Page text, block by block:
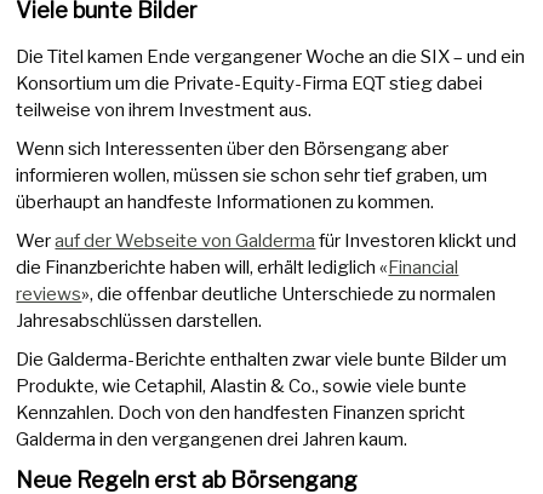
Viele bunte Bilder
Die Titel kamen Ende vergangener Woche an die SIX – und ein
Konsortium um die Private-Equity-Firma EQT stieg dabei
teilweise von ihrem Investment aus.
Wenn sich Interessenten über den Börsengang aber
informieren wollen, müssen sie schon sehr tief graben, um
überhaupt an handfeste Informationen zu kommen.
Werauf der Webseite von Galderma für Investoren klickt und
die Finanzberichte haben will, erhält lediglich «Financial
reviews», die offenbar deutliche Unterschiede zu normalen
Jahresabschlüssen darstellen.
Die Galderma-Berichte enthalten zwar viele bunte Bilder um
Produkte, wie Cetaphil, Alastin & Co., sowie viele bunte
Kennzahlen. Doch von den handfesten Finanzen spricht
Galderma in den vergangenen drei Jahren kaum.
Neue Regeln erst ab Börsengang